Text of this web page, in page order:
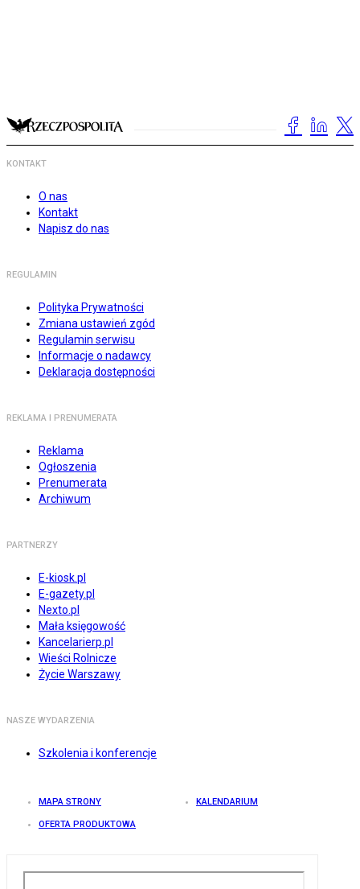
KONTAKT
O nas
Kontakt
Napisz do nas
REGULAMIN
Polityka Prywatności
Zmiana ustawień zgód
Regulamin serwisu
Informacje o nadawcy
Deklaracja dostępności
REKLAMA I PRENUMERATA
Reklama
Ogłoszenia
Prenumerata
Archiwum
PARTNERZY
E-kiosk.pl
E-gazety.pl
Nexto.pl
Mała księgowość
Kancelarierp.pl
Wieści Rolnicze
Życie Warszawy
NASZE WYDARZENIA
Szkolenia i konferencje
MAPA STRONY KALENDARIUM
OFERTA PRODUKTOWA